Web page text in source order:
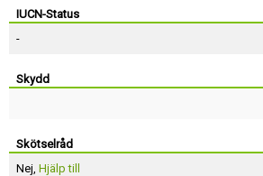
IUCN-Status
-
Skydd
Skötselråd
Nej, Hjälp till